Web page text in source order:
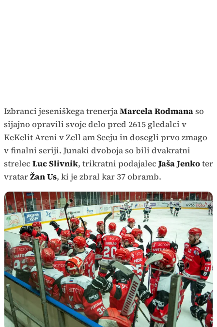
Izbranci jeseniškega trenerjaMarcela Rodmanaso
sijajno opravili svoje delo pred 2615 gledalci v
KeKelit Areni v Zell am Seeju in dosegli prvo zmago
v finalni seriji. Junaki dvoboja so bili dvakratni
strelecLuc Slivnik, trikratni podajalecJaša Jenkoter
vratarŽan Us, ki je zbral kar 37 obramb.